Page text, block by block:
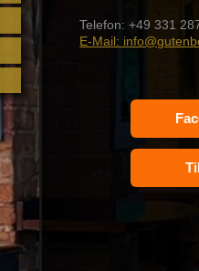
Telefon: +49 331
E-Mail: